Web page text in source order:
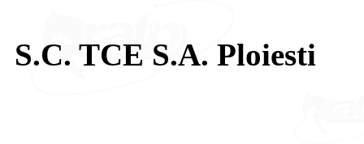
S.C. TCE S.A. Ploiesti